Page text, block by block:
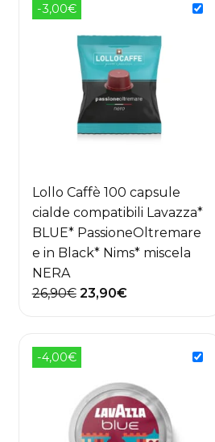
-3,00€
Lollo Caffè 100 capsule
cialde compatibili Lavazza*
BLUE* PassioneOltremare
e in Black* Nims* miscela
NERA
26,90€ Il
26,90€.
23,90€Il
-4,00€